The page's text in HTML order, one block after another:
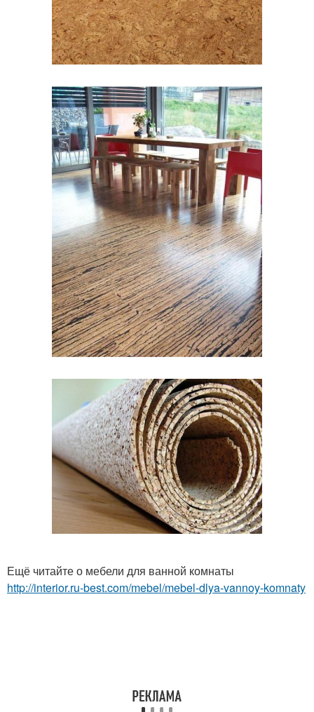
Ещё читайте о мебели для ванной комнаты
http://interior.ru-best.com/mebel/mebel-dlya-vannoy-komnaty